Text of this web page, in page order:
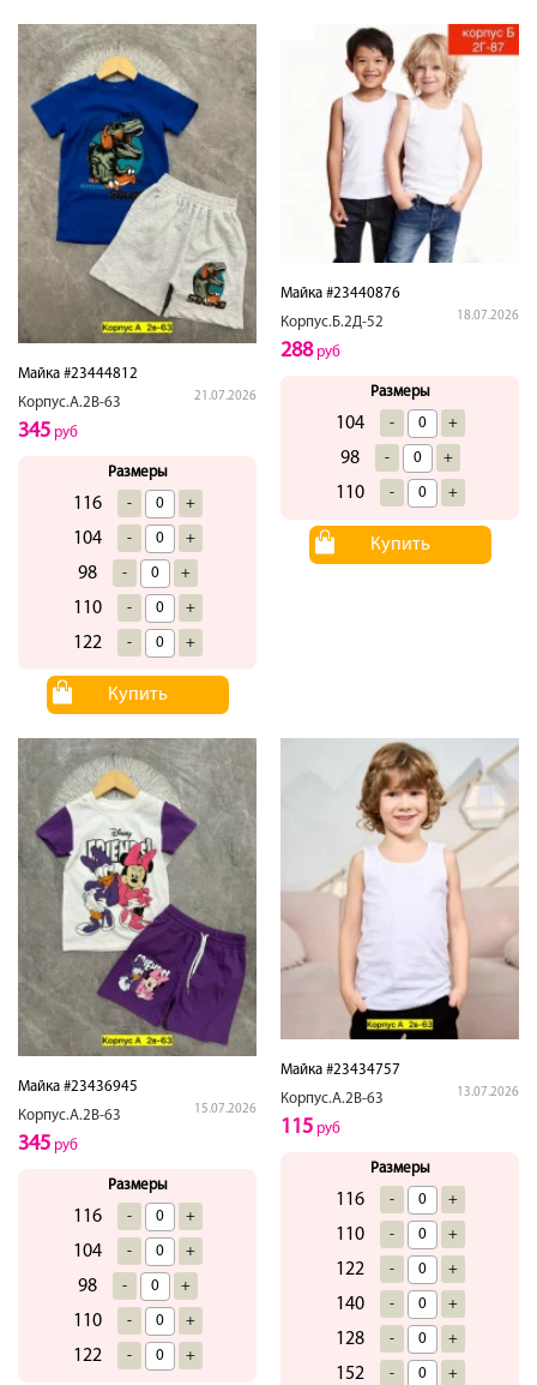
Майка #23444812
Корпус.А.2В-63
21.07.2026
345 руб
Размеры
116 - +
104 - +
98 - +
110 - +
122 - +
Купить
Майка #23440876
Корпус.Б.2Д-52
18.07.2026
288руб
Размеры
104 - +
98 - +
110 - +
Купить
Майка #23436945
Корпус.А.2В-63
15.07.2026
345 руб
Размеры
116 - +
104 - +
98 - +
110 - +
122 - +
Майка #23434757
Корпус.А.2В-63
13.07.2026
115 руб
Размеры
116 - +
110 - +
122 - +
140 - +
128 - +
152 - +